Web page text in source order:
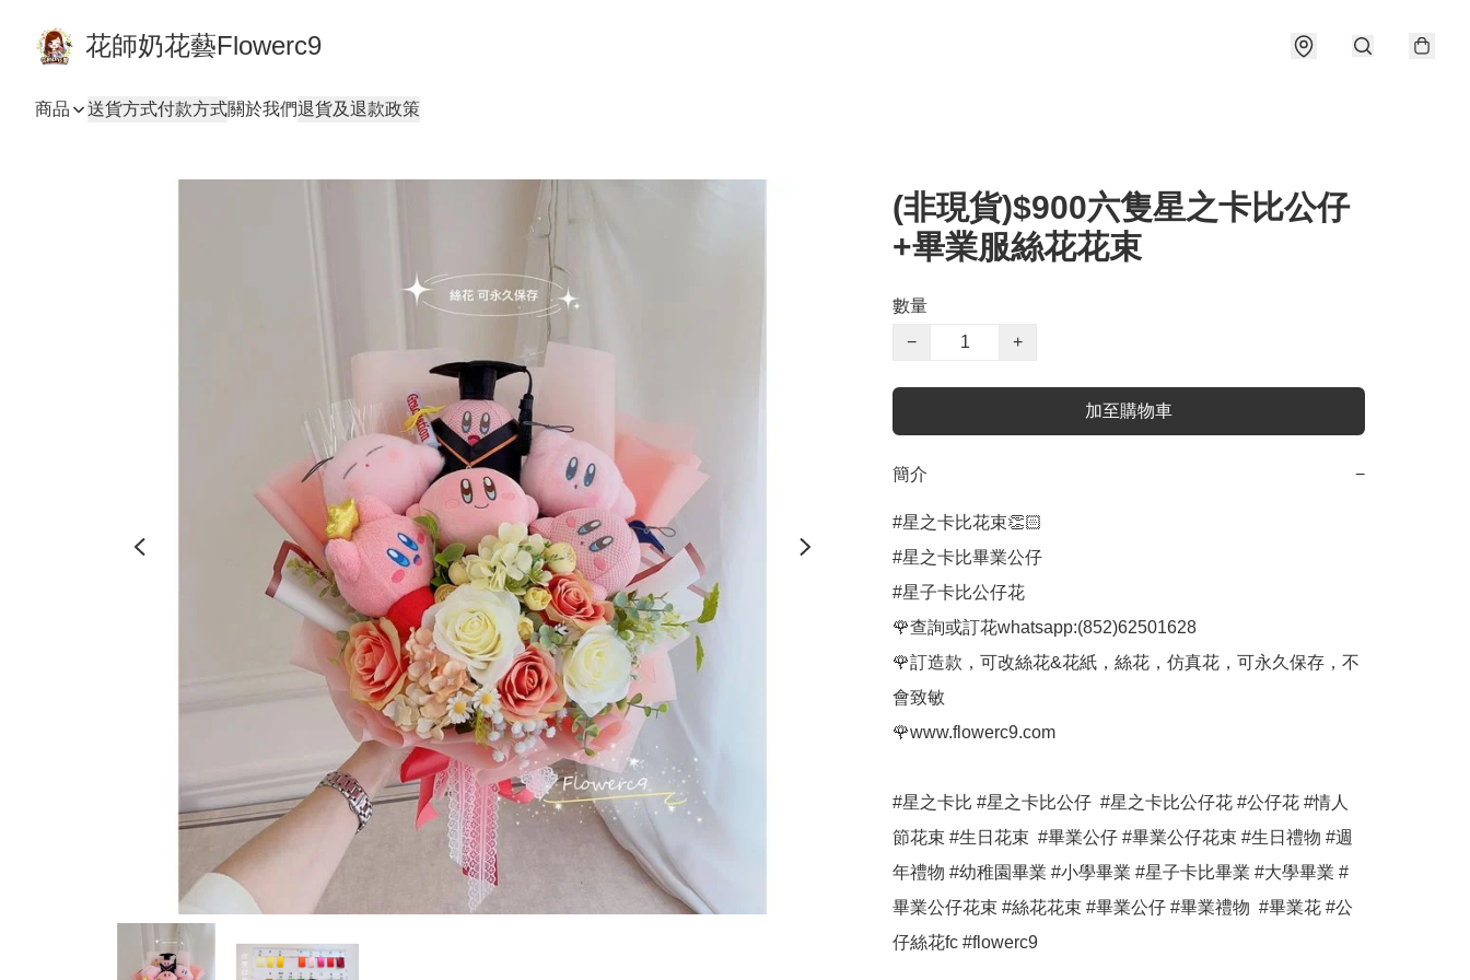
花師奶花藝Flowerc9
商品 送貨方式付款方式關於我們退貨及退款政策
(非現貨)$900六隻星之卡比公仔
+畢業服絲花花束
數量
−
+
加至購物車
簡介 −
#星之卡比花束👏🏻
#星之卡比畢業公仔
#星子卡比公仔花
🌹查詢或訂花whatsapp:(852)62501628
🌹訂造款，可改絲花&花紙，絲花，仿真花，可永久保存，不
會致敏
🌹www.flowerc9.com
#星之卡比 #星之卡比公仔  #星之卡比公仔花 #公仔花 #情人
節花束 #生日花束  #畢業公仔 #畢業公仔花束 #生日禮物 #週
年禮物 #幼稚園畢業 #小學畢業 #星子卡比畢業 #大學畢業 #
畢業公仔花束 #絲花花束 #畢業公仔 #畢業禮物  #畢業花 #公
仔絲花fc #flowerc9